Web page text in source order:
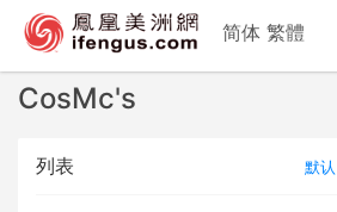
CosMc's
列表 默认
简体 繁體